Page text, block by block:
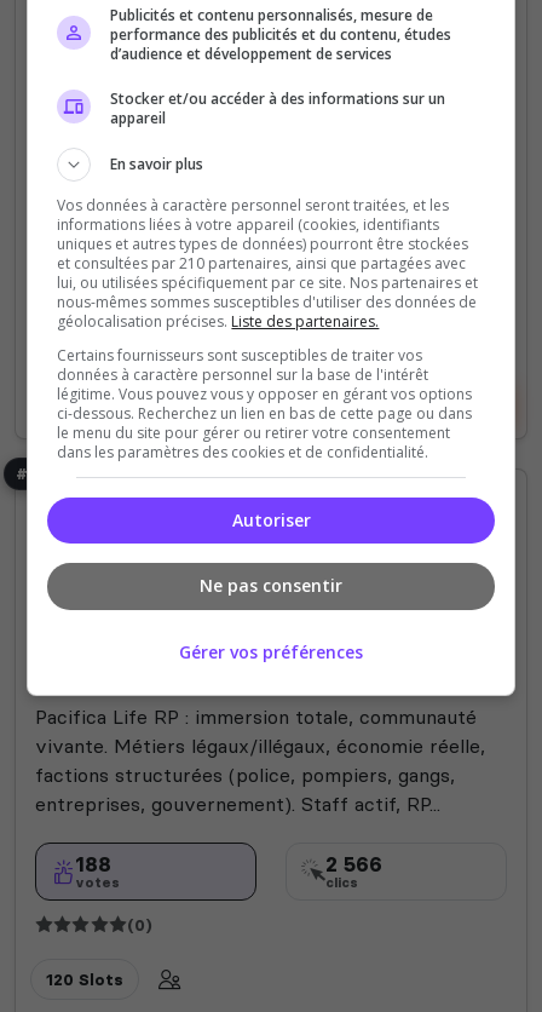
Semi-RP Vanilla
[FR] Essential Life | Altis Life | 50K
START
🚀 Essential Life revient ! Un serveur comme à
l'époque ! Par les joueurs, Pour les joueurs !
192
votes
2 227
clics
(4)
1/100Joueurs
Voir le serveur Voter
#9
Pacifica Life RP : immersion totale, communauté
vivante. Métiers légaux/illégaux, économie réelle,
factions structurées (police, pompiers, gangs,
entreprises, gouvernement). Staff actif, RP...
188
votes
2 566
clics
(0)
120 Slots
Publicités et contenu personnalisés, mesure de
performance des publicités et du contenu, études
d’audience et développement de services
Stocker et/ou accéder à des informations sur un
appareil
En savoir plus
Vos données à caractère personnel seront traitées, et les
informations liées à votre appareil (cookies, identifiants
uniques et autres types de données) pourront être stockées
et consultées par 210 partenaires, ainsi que partagées avec
lui, ou utilisées spécifiquement par ce site. Nos partenaires et
nous-mêmes sommes susceptibles d'utiliser des données de
géolocalisation précises. Liste des partenaires.
Certains fournisseurs sont susceptibles de traiter vos
données à caractère personnel sur la base de l'intérêt
légitime. Vous pouvez vous y opposer en gérant vos options
ci-dessous. Recherchez un lien en bas de cette page ou dans
le menu du site pour gérer ou retirer votre consentement
dans les paramètres des cookies et de confidentialité.
Autoriser
Ne pas consentir
Gérer vos préférences